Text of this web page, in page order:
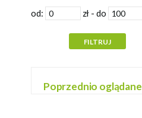
od: zł - do
Poprzednio oglądane